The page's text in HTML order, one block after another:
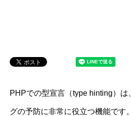
PHPでの型宣言（type hinting）
グの予防に非常に役立つ機能です